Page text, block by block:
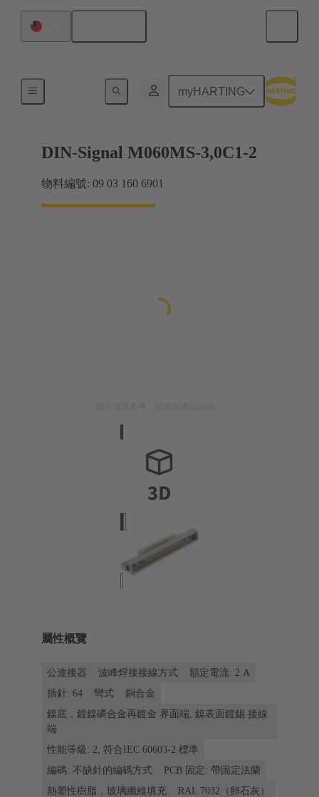
myHARTING
主機板到子插件板連接
DIN-Signal M060MS-3,0C1-2
物料編號: 09 03 160 6901
屬性概覽
公連接器 波峰焊接接線方式
額定電流: ‌2 A
插針: 64
彎式
銅合金
鎳底，鍍鎳磷合金再鍍金 界面端, 鎳表面鍍錫 接線
端
性能等級: 2, 符合IEC 60603-2 標準
編碼: 不缺針的編碼方式
PCB 固定: 帶固定法蘭
熱塑性樹脂，玻璃纖維填充
RAL 7032（卵石灰）